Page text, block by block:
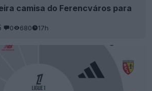
camisa do Ferencváros para
0 680 17h